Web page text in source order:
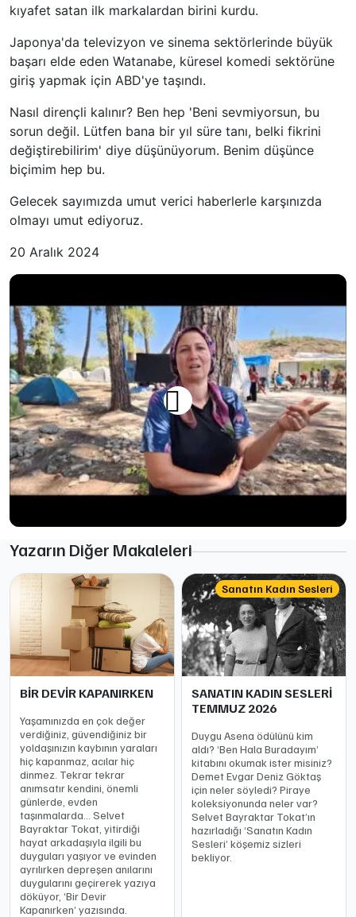
kıyafet satan ilk markalardan birini kurdu.
Japonya'da televizyon ve sinema sektörlerinde büyük
başarı elde eden Watanabe, küresel komedi sektörüne
giriş yapmak için ABD'ye taşındı.
Nasıl dirençli kalınır? Ben hep 'Beni sevmiyorsun, bu
sorun değil. Lütfen bana bir yıl süre tanı, belki fikrini
değiştirebilirim' diye düşünüyorum. Benim düşünce
biçimim hep bu.
Gelecek sayımızda umut verici haberlerle karşınızda
olmayı umut ediyoruz.
20 Aralık 2024
Yazarın Diğer Makaleleri
BİR DEVİR KAPANIRKEN
Yaşamınızda en çok değer
verdiğiniz, güvendiğiniz bir
yoldaşınızın kaybının yaraları
hiç kapanmaz, acılar hiç
dinmez. Tekrar tekrar
anımsatır kendini, önemli
günlerde, evden
taşınmalarda… Selvet
Bayraktar Tokat, yitirdiği
hayat arkadaşıyla ilgili bu
duyguları yaşıyor ve evinden
ayrılırken depreşen anılarını
duygularını geçirerek yazıya
döküyor, ‘Bir Devir
Kapanırken’ yazısında.
Sanatın Kadın Sesleri
SANATIN KADIN SESLERİ
TEMMUZ 2026
Duygu Asena ödülünü kim
aldı? ‘Ben Hala Buradayım’
kitabını okumak ister misiniz?
Demet Evgar Deniz Göktaş
için neler söyledi? Piraye
koleksiyonunda neler var?
Selvet Bayraktar Tokat’ın
hazırladığı ‘Sanatın Kadın
Sesleri’ köşemiz sizleri
bekliyor.